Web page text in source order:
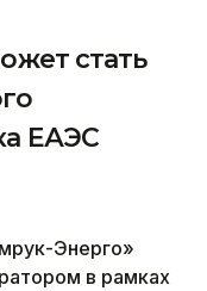
стать
ЕАЭС
Энерго»
в рамках